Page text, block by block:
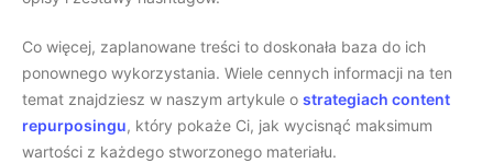
Co więcej, zaplanowane treści to doskonała baza do ich
ponownego wykorzystania. Wiele cennych informacji na ten
temat znajdziesz w naszym artykule o strategiach content
repurposingu, który pokaże Ci, jak wycisnąć maksimum
wartości z każdego stworzonego materiału.